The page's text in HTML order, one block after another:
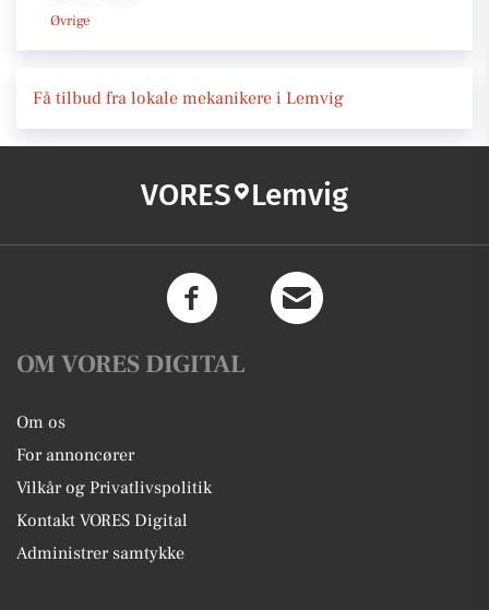
Øvrige
Få tilbud fra lokale mekanikere i Lemvig
VORES Lemvig
OM VORES DIGITAL
Om os
For annoncører
Vilkår og Privatlivspolitik
Kontakt VORES Digital
Administrer samtykke